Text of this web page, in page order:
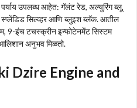
उपलब्ध आहेत: गॅलंट रेड, अल्युरिंग ब्लू,
स्प्लेंडिड सिल्व्हर आणि ब्लुइश ब्लॅक. आतील
9-इंच टचस्क्रीन इन्फोटेनमेंट सिस्टम
अनुभव मिळतो.
Dzire Engine and